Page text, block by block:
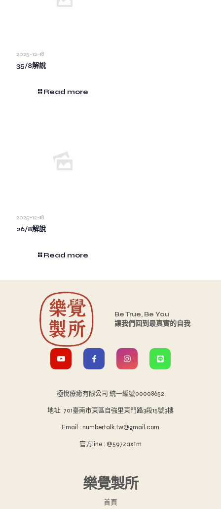
2025-12-18
35/8解說
Read more
2025-12-18
26/8解說
Read more
Be True, Be You
讓我們回到最真實的自我
極悅療癒有限公司 統一編號00008652
地址: 701臺南市東區自強里東門路3段15號3樓
Email : numbertalk.tw@gmail.com
官方line : @597zaxtm
樂覺製所
首頁